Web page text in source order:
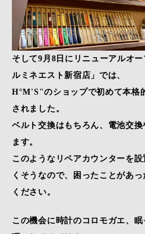
そして9月8日にリニューアルオ
ルミネエスト新宿店」では、
H°M'S"のショップで初めて本格
されました。
ベルト交換はもちろん、電池交
ます。
このようなリペアカウンターを
くそうなので、困ったことがあ
ください。
この機会に時計のコロモガエ、